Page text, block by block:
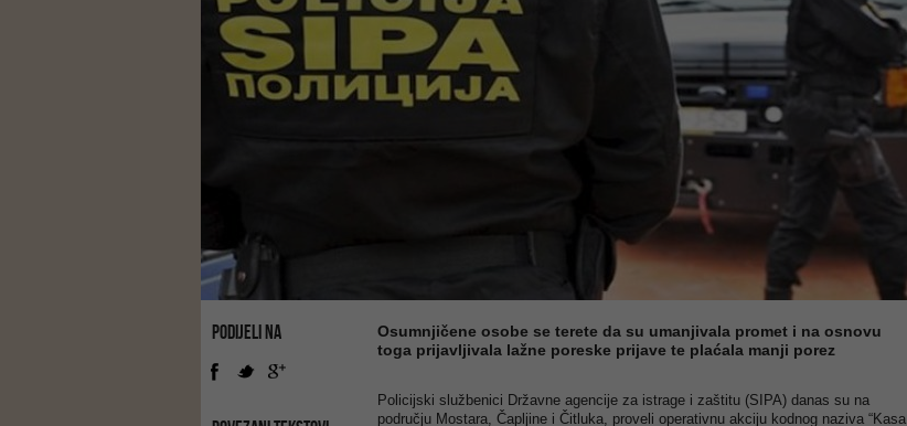
PODIJELI NA
Osumnjičene osobe se terete da su umanjivala promet i na osnovu
toga prijavljivala lažne poreske prijave te plaćala manji porez
Policijski službenici Državne agencije za istrage i zaštitu (SIPA) danas su na
području Mostara, Čapljine i Čitluka, proveli operativnu akciju kodnog naziva “Kasa